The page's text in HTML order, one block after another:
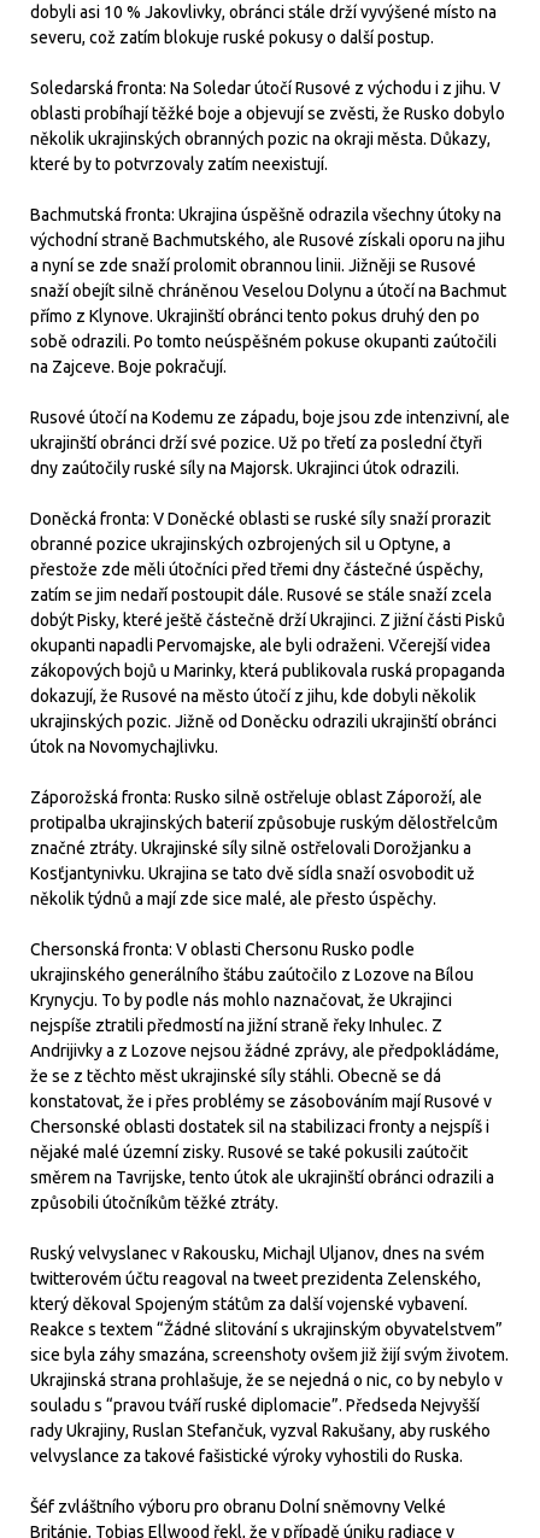
dobyli asi 10 % Jakovlivky, obránci stále drží vyvýšené místo na
severu, což zatím blokuje ruské pokusy o další postup.
Soledarská fronta: Na Soledar útočí Rusové z východu i z jihu. V
oblasti probíhají těžké boje a objevují se zvěsti, že Rusko dobylo
několik ukrajinských obranných pozic na okraji města. Důkazy,
které by to potvrzovaly zatím neexistují.
Bachmutská fronta: Ukrajina úspěšně odrazila všechny útoky na
východní straně Bachmutského, ale Rusové získali oporu na jihu
a nyní se zde snaží prolomit obrannou linii. Jižněji se Rusové
snaží obejít silně chráněnou Veselou Dolynu a útočí na Bachmut
přímo z Klynove. Ukrajinští obránci tento pokus druhý den po
sobě odrazili. Po tomto neúspěšném pokuse okupanti zaútočili
na Zajceve. Boje pokračují.
Rusové útočí na Kodemu ze západu, boje jsou zde intenzivní, ale
ukrajinští obránci drží své pozice. Už po třetí za poslední čtyři
dny zaútočily ruské síly na Majorsk. Ukrajinci útok odrazili.
Doněcká fronta: V Doněcké oblasti se ruské síly snaží prorazit
obranné pozice ukrajinských ozbrojených sil u Optyne, a
přestože zde měli útočníci před třemi dny částečné úspěchy,
zatím se jim nedaří postoupit dále. Rusové se stále snaží zcela
dobýt Pisky, které ještě částečně drží Ukrajinci. Z jižní části Pisků
okupanti napadli Pervomajske, ale byli odraženi. Včerejší videa
zákopových bojů u Marinky, která publikovala ruská propaganda
dokazují, že Rusové na město útočí z jihu, kde dobyli několik
ukrajinských pozic. Jižně od Doněcku odrazili ukrajinští obránci
útok na Novomychajlivku.
Záporožská fronta: Rusko silně ostřeluje oblast Záporoží, ale
protipalba ukrajinských baterií způsobuje ruským dělostřelcům
značné ztráty. Ukrajinské síly silně ostřelovali Dorožjanku a
Kosťjantynivku. Ukrajina se tato dvě sídla snaží osvobodit už
několik týdnů a mají zde sice malé, ale přesto úspěchy.
Chersonská fronta: V oblasti Chersonu Rusko podle
ukrajinského generálního štábu zaútočilo z Lozove na Bílou
Krynycju. To by podle nás mohlo naznačovat, že Ukrajinci
nejspíše ztratili předmostí na jižní straně řeky Inhulec. Z
Andrijivky a z Lozove nejsou žádné zprávy, ale předpokládáme,
že se z těchto měst ukrajinské síly stáhli. Obecně se dá
konstatovat, že i přes problémy se zásobováním mají Rusové v
Chersonské oblasti dostatek sil na stabilizaci fronty a nejspíš i
nějaké malé územní zisky. Rusové se také pokusili zaútočit
směrem na Tavrijske, tento útok ale ukrajinští obránci odrazili a
způsobili útočníkům těžké ztráty.
Ruský velvyslanec v Rakousku, Michajl Uljanov, dnes na svém
twitterovém účtu reagoval na tweet prezidenta Zelenského,
který děkoval Spojeným státům za další vojenské vybavení.
Reakce s textem “Žádné slitování s ukrajinským obyvatelstvem”
sice byla záhy smazána, screenshoty ovšem již žijí svým životem.
Ukrajinská strana prohlašuje, že se nejedná o nic, co by nebylo v
souladu s “pravou tváří ruské diplomacie”. Předseda Nejvyšší
rady Ukrajiny, Ruslan Stefančuk, vyzval Rakušany, aby ruského
velvyslance za takové fašistické výroky vyhostili do Ruska.
Šéf zvláštního výboru pro obranu Dolní sněmovny Velké
Británie, Tobias Ellwood řekl, že v případě úniku radiace v